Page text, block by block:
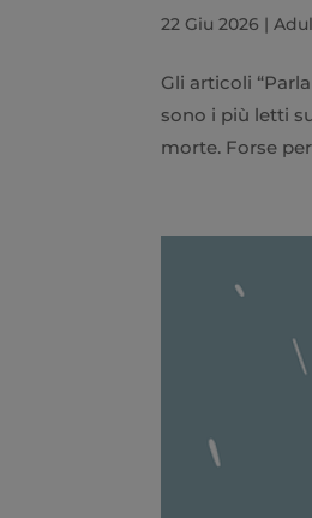
22 Giu 2026 |
Gli articoli
sono i più letti
morte. Forse